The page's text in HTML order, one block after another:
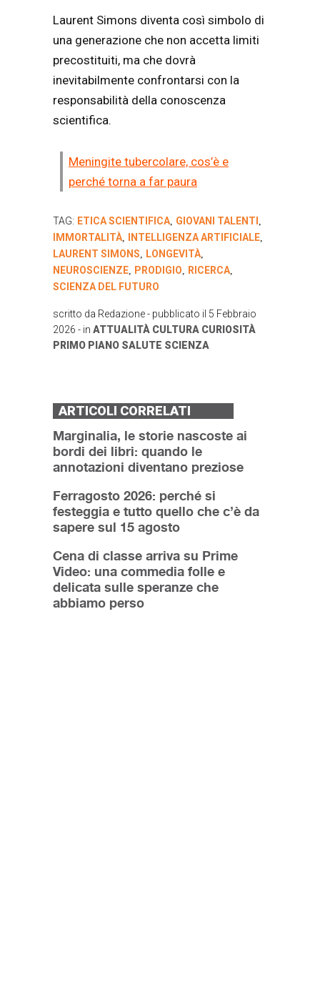
Laurent Simons diventa così simbolo di
una generazione che non accetta limiti
precostituiti, ma che dovrà
inevitabilmente confrontarsi con la
responsabilità della conoscenza
scientifica.
Meningite tubercolare, cos’è e
perché torna a far paura
TAG: ETICA SCIENTIFICA GIOVANI TALENTI
IMMORTALITÀ INTELLIGENZA ARTIFICIALE
LAURENT SIMONS LONGEVITÀ
NEUROSCIENZE PRODIGIO RICERCA
SCIENZA DEL FUTURO
scritto da Redazione- pubblicato il 5 Febbraio
2026 - in ATTUALITÀ CULTURA CURIOSITÀ
PRIMO PIANO SALUTE SCIENZA
ARTICOLI CORRELATI
Marginalia, le storie nascoste ai
bordi dei libri: quando le
annotazioni diventano preziose
Ferragosto 2026: perché si
festeggia e tutto quello che c’è da
sapere sul 15 agosto
Cena di classe arriva su Prime
Video: una commedia folle e
delicata sulle speranze che
abbiamo perso